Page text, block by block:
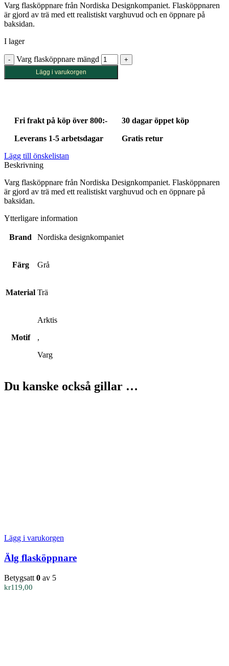
Varg flasköppnare från Nordiska Designkompaniet. Flasköppnaren
är gjord av trä med ett realistiskt varghuvud och en öppnare på
baksidan.
I lager
Varg flasköppnare mängd
Lägg i varukorgen
Fri frakt på köp över 800:- 30 dagar öppet köp
Leverans 1-5 arbetsdagar
Gratis retur
Lägg till önskelistan
Beskrivning
Varg flasköppnare från Nordiska Designkompaniet. Flasköppnaren
är gjord av trä med ett realistiskt varghuvud och en öppnare på
baksidan.
Ytterligare information
Brand Nordiska designkompaniet
Färg Grå
Material Trä
Motif
Arktis
,
Varg
Du kanske också gillar …
Lägg i varukorgen
Älg flasköppnare
Betygsatt 0 av 5
kr119,00